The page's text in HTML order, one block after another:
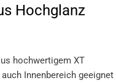
Hochglanz
hochwertigem XT
Innenbereich geeignet